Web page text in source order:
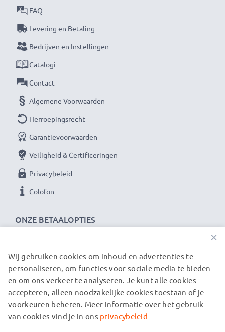
Mis nooit meer een moment met deze slimme,
compacte LCD-batterijlader van CELLONIC. Bestel
nu met snelle levering en 3 jaar garantie!
ONZE BETAALOPTIES
FAQ
Levering en Betaling
Bedrijven en Instellingen
Catalogi
Contact
Algemene Voorwaarden
Herroepingsrecht
Garantievoorwaarden
Veiligheid & Certificeringen
Privacybeleid
Colofon
ONZE VERZENDPARTNERS
© subtel.be 2026
Alle prijzen zijn inclusief btw en exclusief verzendkosten.
Houd er rekening mee dat alle genoemde handelsmerken de
×
Wij gebruiken cookies om inhoud en advertenties te
personaliseren, om functies voor sociale media te bieden
en om ons verkeer te analyseren. Je kunt alle cookies
accepteren, alleen noodzakelijke cookies toestaan of je
voorkeuren beheren. Meer informatie over het gebruik
van cookies vind je in ons privacybeleid